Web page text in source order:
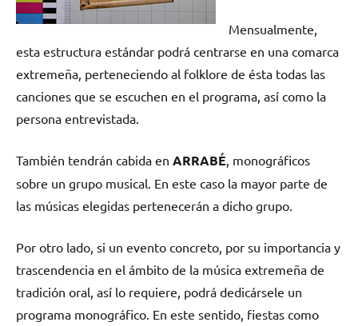
Mensualmente,
esta estructura estándar podrá centrarse en una comarca
extremeña, perteneciendo al folklore de ésta todas las
canciones que se escuchen en el programa, así como la
persona entrevistada.
También tendrán cabida en ARRABÉ , monográficos
sobre un grupo musical. En este caso la mayor parte de
las músicas elegidas pertenecerán a dicho grupo.
Por otro lado, si un evento concreto, por su importancia y
trascendencia en el ámbito de la música extremeña de
tradición oral, así lo requiere, podrá dedicársele un
programa monográfico. En este sentido, fiestas como